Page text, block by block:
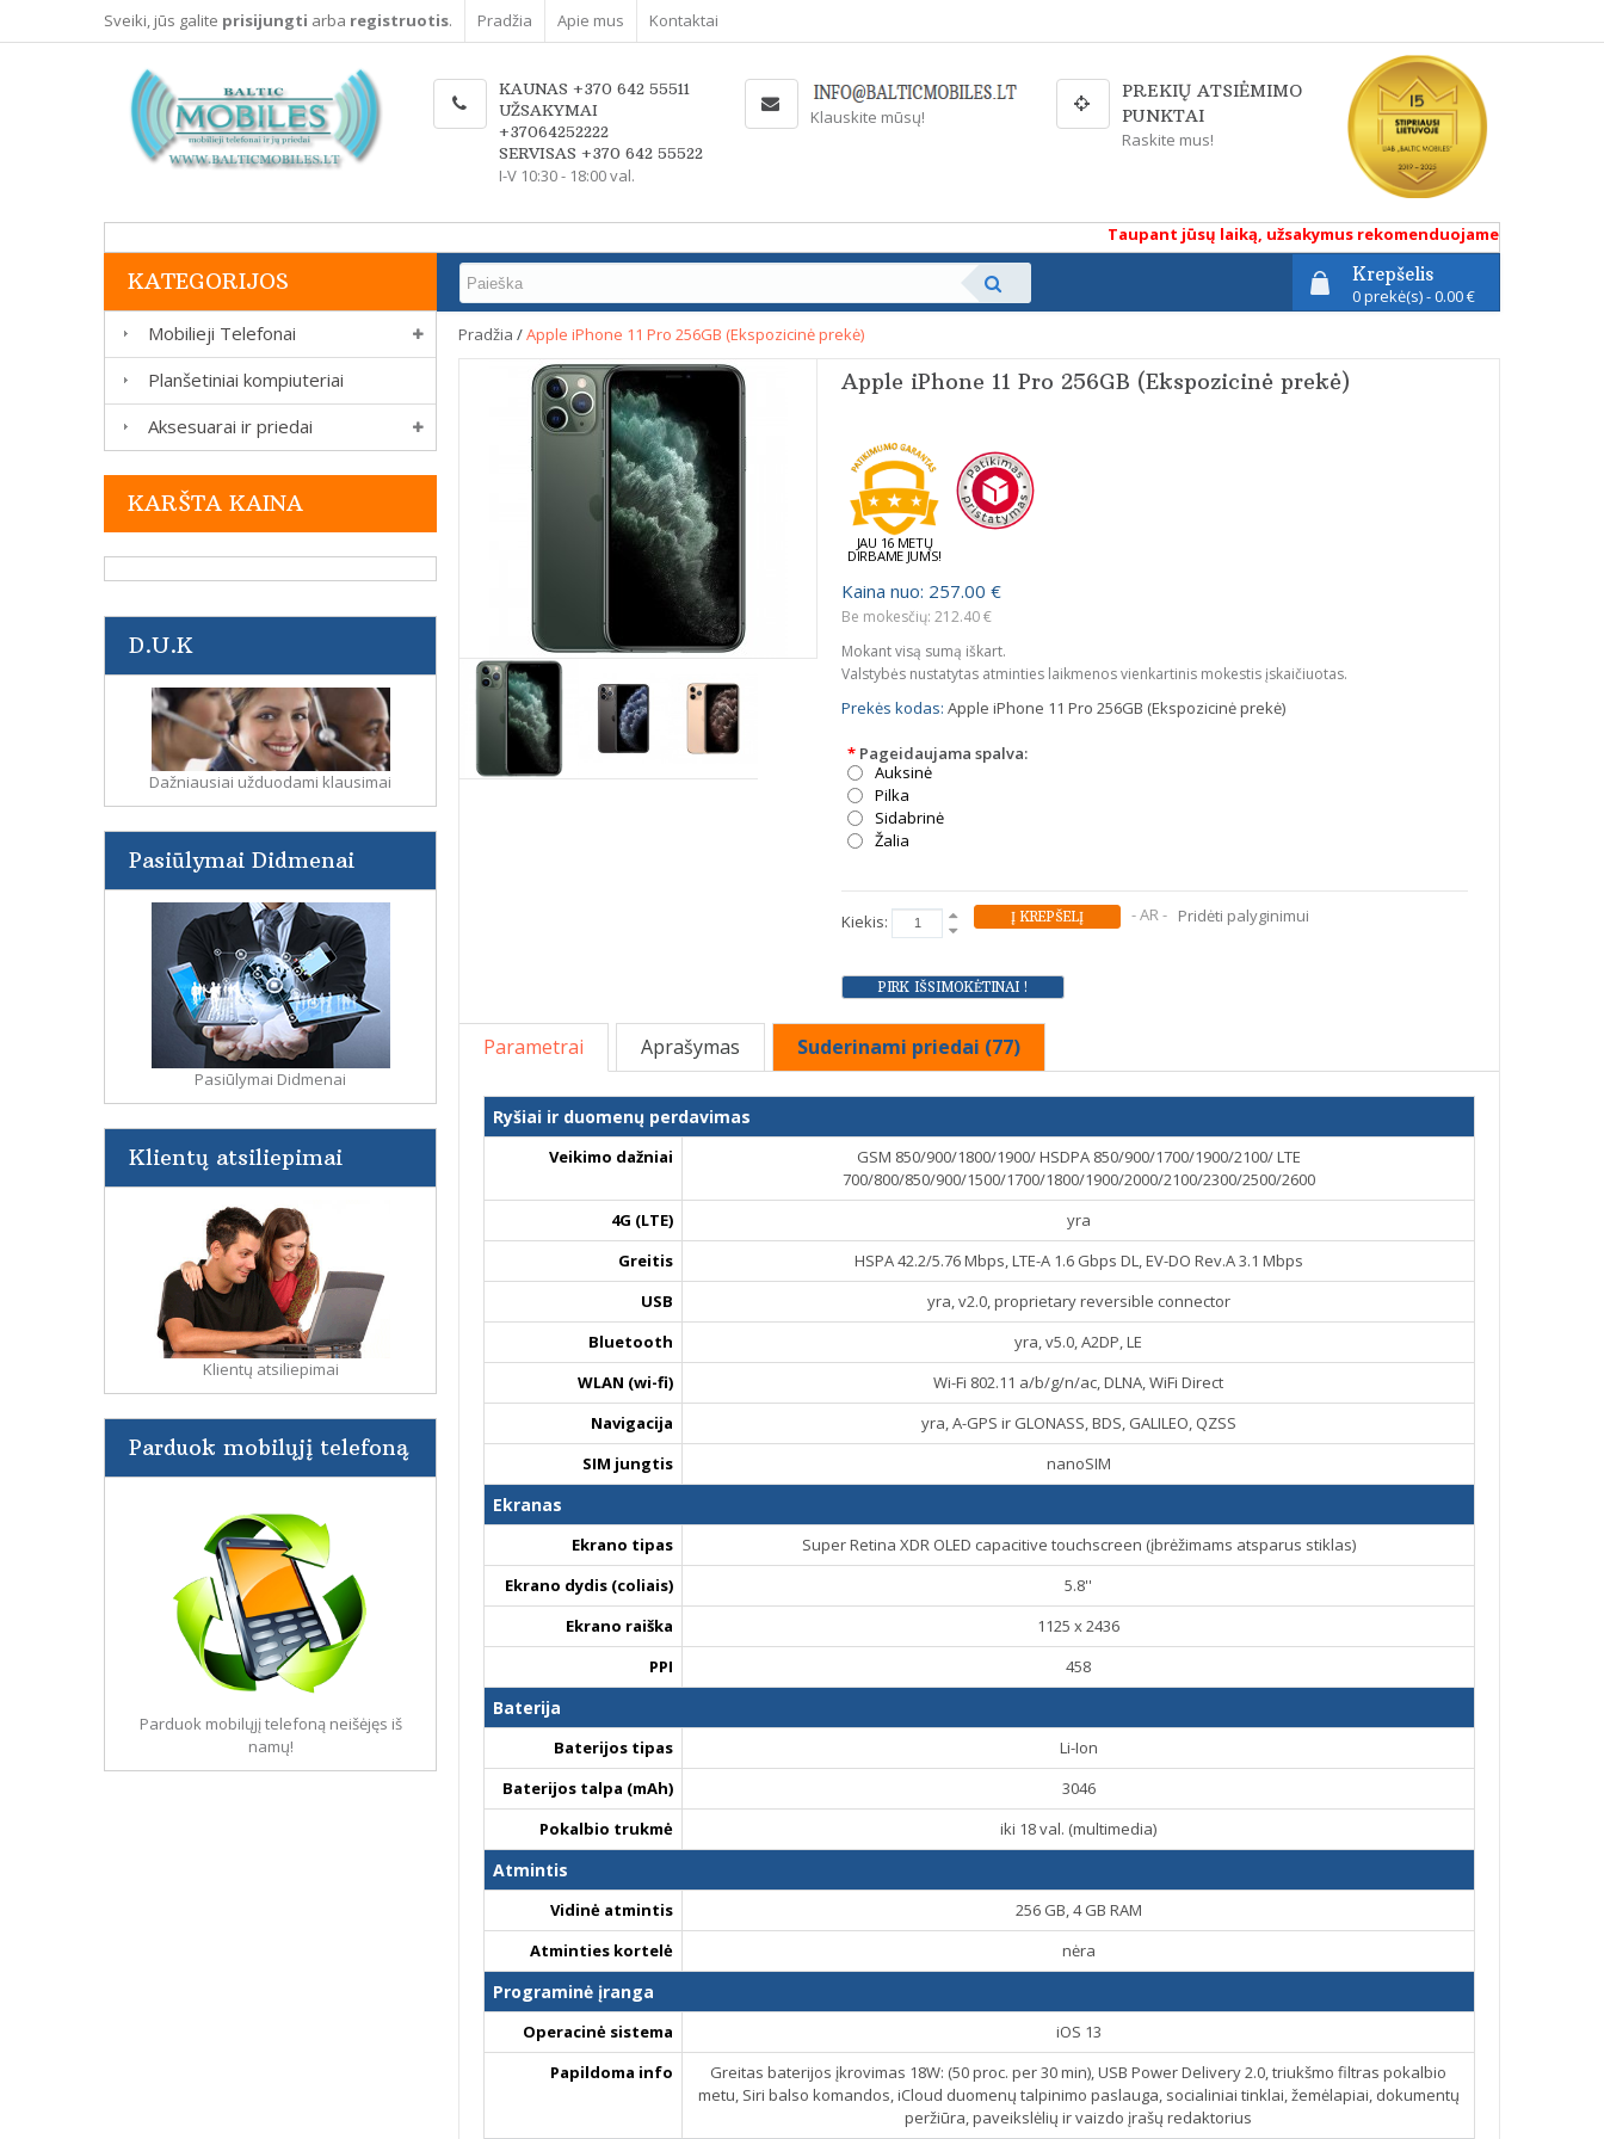
Sveiki, jūs galite prisijungti arba registruotis. Pradžia Apie mus Kontaktai
KAUNAS +370 642 55511
UŽSAKYMAI
+37064252222
SERVISAS +370 642 55522
I-V 10:30 - 18:00 val.
Klauskite mūsų!
PREKIŲ ATSIĖMIMO
PUNKTAI
Raskite mus!
Taupant jūsų laiką, užsakymus rekomenduojame atlikti
Krepšelis
0 prekė(s) - 0.00 €
KATEGORIJOS
Mobilieji Telefonai
Planšetiniai kompiuteriai
Aksesuarai ir priedai
KARŠTA KAINA
D.U.K
Dažniausiai užduodami klausimai
Pasiūlymai Didmenai
Pasiūlymai Didmenai
Klientų atsiliepimai
Klientų atsiliepimai
Parduok mobilųjį telefoną
Parduok mobilųjį telefoną neišėjęs iš
namų!
Pradžia /Apple iPhone 11 Pro 256GB (Ekspozicinė prekė)
Apple iPhone 11 Pro 256GB (Ekspozicinė prekė)
JAU 16 METŲ
DIRBAME JUMS!
Kaina nuo: 257.00 €
Be mokesčių: 212.40 €
Mokant visą sumą iškart.
Valstybės nustatytas atminties laikmenos vienkartinis mokestis įskaičiuotas.
Prekės kodas: Apple iPhone 11 Pro 256GB (Ekspozicinė prekė)
* Pageidaujama spalva:
Auksinė
Pilka
Sidabrinė
Žalia
Kiekis: - AR - Pridėti palyginimui
Parametrai Aprašymas Suderinami priedai (77)
Ryšiai ir duomenų perdavimas
Veikimo dažniai
GSM 850/900/1800/1900/ HSDPA 850/900/1700/1900/2100/ LTE
700/800/850/900/1500/1700/1800/1900/2000/2100/2300/2500/2600
4G (LTE)
yra
Greitis
HSPA 42.2/5.76 Mbps, LTE-A 1.6 Gbps DL, EV-DO Rev.A 3.1 Mbps
USB
yra, v2.0, proprietary reversible connector
Bluetooth
yra, v5.0, A2DP, LE
WLAN (wi-fi)
Wi-Fi 802.11 a/b/g/n/ac, DLNA, WiFi Direct
Navigacija
yra, A-GPS ir GLONASS, BDS, GALILEO, QZSS
SIM jungtis
nanoSIM
Ekranas
Ekrano tipas
Super Retina XDR OLED capacitive touchscreen (įbrėžimams atsparus stiklas)
Ekrano dydis (coliais)
5.8''
Ekrano raiška
1125 x 2436
PPI
458
Baterija
Baterijos tipas
Li-Ion
Baterijos talpa (mAh)
3046
Pokalbio trukmė
iki 18 val. (multimedia)
Atmintis
Vidinė atmintis
256 GB, 4 GB RAM
Atminties kortelė
nėra
Programinė įranga
Operacinė sistema
iOS 13
Papildoma info
Greitas baterijos įkrovimas 18W: (50 proc. per 30 min), USB Power Delivery 2.0, triukšmo filtras pokalbio
metu, Siri balso komandos, iCloud duomenų talpinimo paslauga, socialiniai tinklai, žemėlapiai, dokumentų
peržiūra, paveikslėlių ir vaizdo įrašų redaktorius